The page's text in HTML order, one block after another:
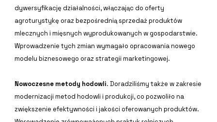
dywersyfikację działalności, włączając do oferty
agroturystykę oraz bezpośrednią sprzedaż produktów
mlecznych i mięsnych wyprodukowanych w gospodarstwie.
Wprowadzenie tych zmian wymagało opracowania nowego
modelu biznesowego oraz strategii marketingowej.
Nowoczesne metody hodowli. Doradziliśmy także w zakresie
modernizacji metod hodowli i produkcji, co pozwoliło na
zwiększenie efektywności i jakości oferowanych produktów.